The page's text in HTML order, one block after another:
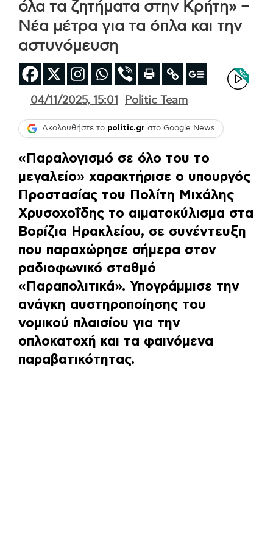
όλα τα ζητήματα στην Κρήτη» –
Νέα μέτρα για τα όπλα και την
αστυνόμευση
04/11/2025, 15:01 Politic Team
Ακολουθήστε το politic.gr στο Google News
«Παραλογισμό σε όλο του το
μεγαλείο» χαρακτήρισε ο υπουργός
Προστασίας του Πολίτη Μιχάλης
Χρυσοχοΐδης το αιματοκύλισμα στα
Βορίζια Ηρακλείου, σε συνέντευξη
που παραχώρησε σήμερα στον
ραδιοφωνικό σταθμό
«Παραπολιτικά». Υπογράμμισε την
ανάγκη αυστηροποίησης του
νομικού πλαισίου για την
οπλοκατοχή και τα φαινόμενα
παραβατικότητας.